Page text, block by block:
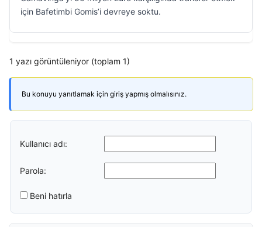
için Bafetimbi Gomis’i devreye soktu.
1 yazı görüntüleniyor (toplam 1)
Bu konuyu yanıtlamak için giriş yapmış olmalısınız.
Kullanıcı adı:
Parola:
Beni hatırla